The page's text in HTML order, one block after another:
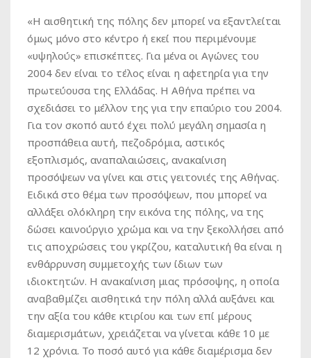
«Η αισθητική της πόλης δεν μπορεί να εξαντλείται
όμως μόνο στο κέντρο ή εκεί που περιμένουμε
«υψηλούς» επισκέπτες. Για μένα οι Αγώνες του
2004 δεν είναι το τέλος είναι η αφετηρία για την
πρωτεύουσα της Ελλάδας. Η Αθήνα πρέπει να
σχεδιάσει το μέλλον της για την επαύριο του 2004.
Για τον σκοπό αυτό έχει πολύ μεγάλη σημασία η
προσπάθεια αυτή, πεζοδρόμια, αστικός
εξοπλισμός, αναπαλαιώσεις, ανακαίνιση
προσόψεων να γίνει και στις γειτονιές της Αθήνας.
Ειδικά στο θέμα των προσόψεων, που μπορεί να
αλλάξει ολόκληρη την εικόνα της πόλης, να της
δώσει καινούργιο χρώμα και να την ξεκολλήσει από
τις αποχρώσεις του γκρίζου, καταλυτική θα είναι η
ενθάρρυνση συμμετοχής των ίδιων των
ιδιοκτητών. Η ανακαίνιση μιας πρόσοψης, η οποία
αναβαθμίζει αισθητικά την πόλη αλλά αυξάνει και
την αξία του κάθε κτιρίου και των επί μέρους
διαμερισμάτων, χρειάζεται να γίνεται κάθε 10 με
12 χρόνια. Το ποσό αυτό για κάθε διαμέρισμα δεν